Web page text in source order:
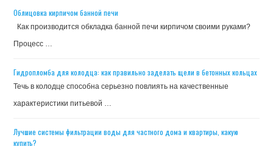
Облицовка кирпичом банной печи
Как производится обкладка банной печи кирпичом своими руками?
Процесс …
Гидропломба для колодца: как правильно заделать щели в бетонных кольцах
Течь в колодце способна серьезно повлиять на качественные
характеристики питьевой …
Лучшие системы фильтрации воды для частного дома и квартиры, какую
купить?